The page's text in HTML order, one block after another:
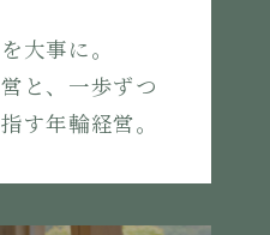
大事に。
と、一歩ずつ
す年輪経営。